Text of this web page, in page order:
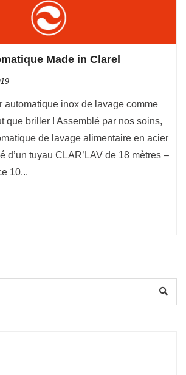
Made in Clarel
automatique inox de lavage comme
que briller ! Assemblé par nos soins,
de lavage alimentaire en acier
d’un tuyau CLAR’LAV de 18 mètres –
10...